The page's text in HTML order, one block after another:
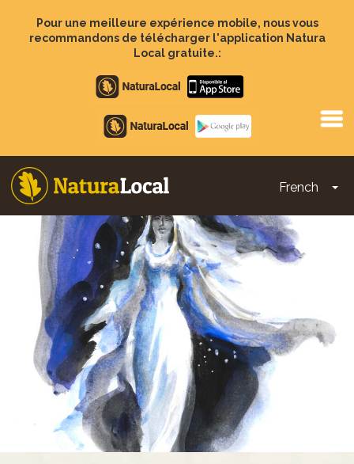
contenu
Pour une meilleure expérience mobile, nous vous
recommandons de télécharger l'application Natura
Local gratuite.:
Apple
store
Google
Play
French
Main
navigation